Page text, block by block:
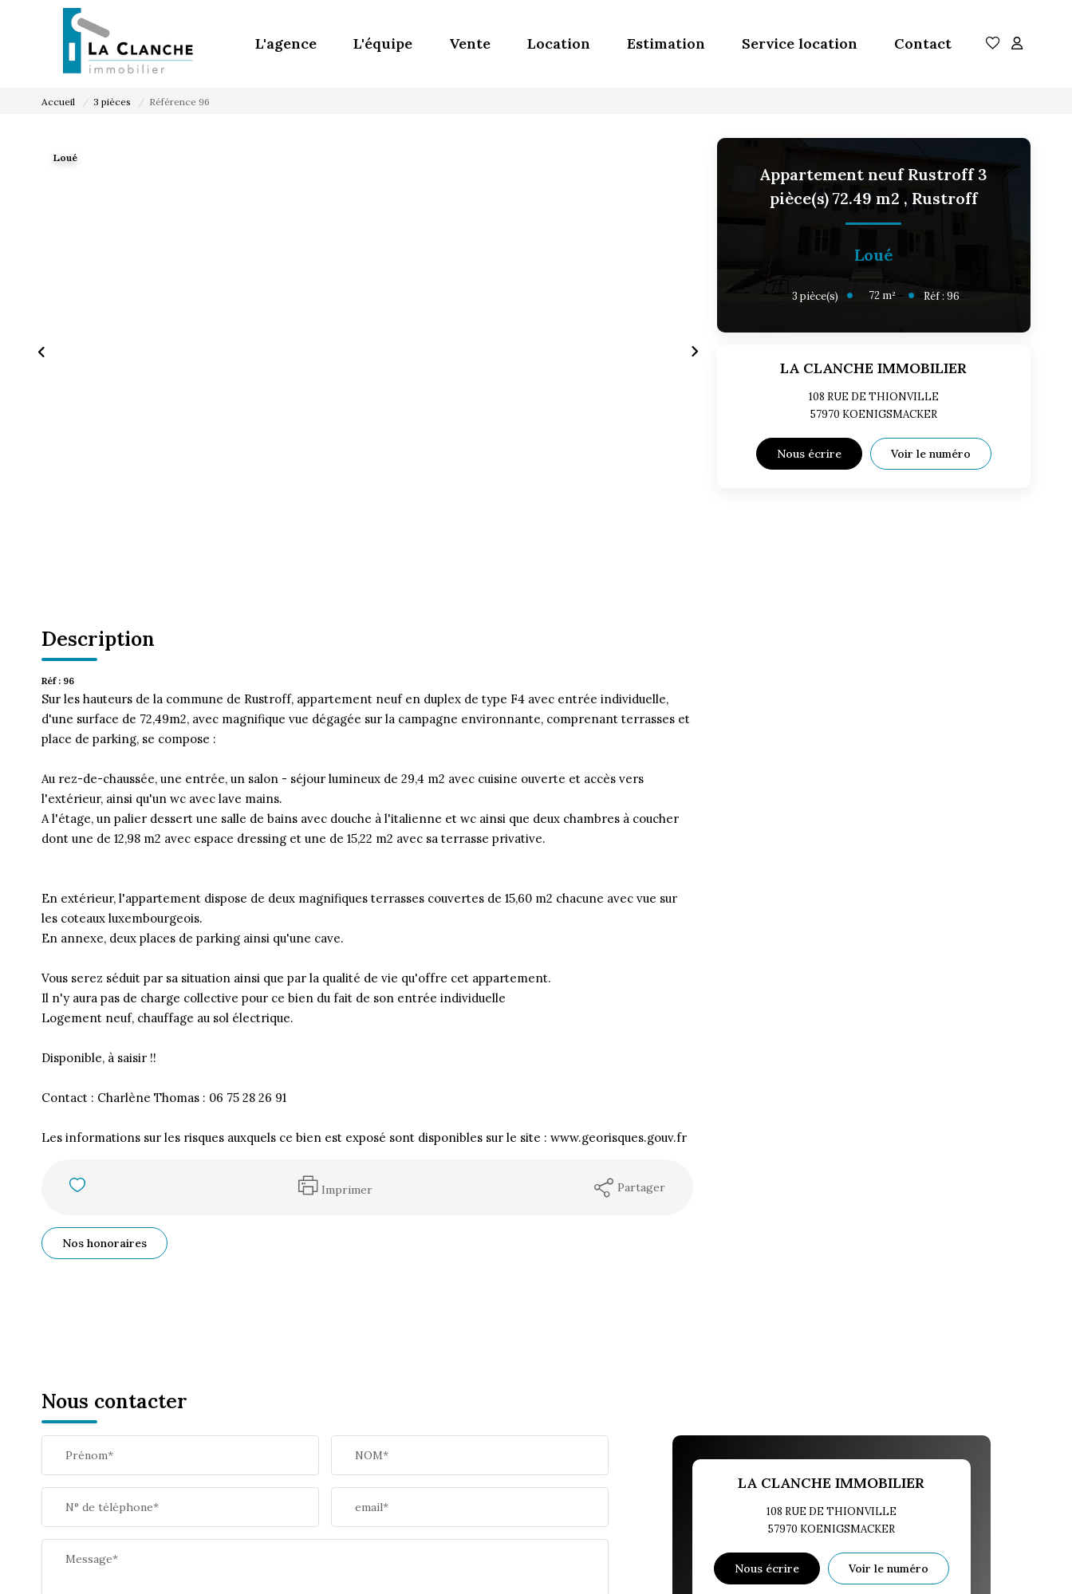
L'agence L'équipe Vente Location Estimation Service location Contact
Accueil 3 pièces Référence 96
Loué
Description
Réf : 96
Sur les hauteurs de la commune de Rustroff, appartement neuf en duplex de type F4 avec entrée individuelle,
d'une surface de 72,49m2, avec magnifique vue dégagée sur la campagne environnante, comprenant terrasses et
place de parking, se compose :
Au rez-de-chaussée, une entrée, un salon - séjour lumineux de 29,4 m2 avec cuisine ouverte et accès vers
l'extérieur, ainsi qu'un wc avec lave mains.
A l'étage, un palier dessert une salle de bains avec douche à l'italienne et wc ainsi que deux chambres à coucher
dont une de 12,98 m2 avec espace dressing et une de 15,22 m2 avec sa terrasse privative.
En extérieur, l'appartement dispose de deux magnifiques terrasses couvertes de 15,60 m2 chacune avec vue sur
les coteaux luxembourgeois.
En annexe, deux places de parking ainsi qu'une cave.
Vous serez séduit par sa situation ainsi que par la qualité de vie qu'offre cet appartement.
Il n'y aura pas de charge collective pour ce bien du fait de son entrée individuelle
Logement neuf, chauffage au sol électrique.
Disponible, à saisir !!
Contact : Charlène Thomas : 06 75 28 26 91
Les informations sur les risques auxquels ce bien est exposé sont disponibles sur le site : www.georisques.gouv.fr
Imprimer Partager
Nos honoraires
Appartement neuf Rustroff 3
pièce(s) 72.49 m2 , Rustroff
Loué
3pièce(s) 72 m² Réf :96
LA CLANCHE IMMOBILIER
108 RUE DE THIONVILLE
57970 KOENIGSMACKER
Nous écrire Voir le numéro
Nous contacter
Prénom* NOM*
N° de téléphone* email*
Message*
LA CLANCHE IMMOBILIER
108 RUE DE THIONVILLE
57970 KOENIGSMACKER
Nous écrire Voir le numéro